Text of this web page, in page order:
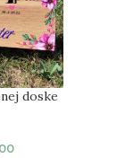
doske